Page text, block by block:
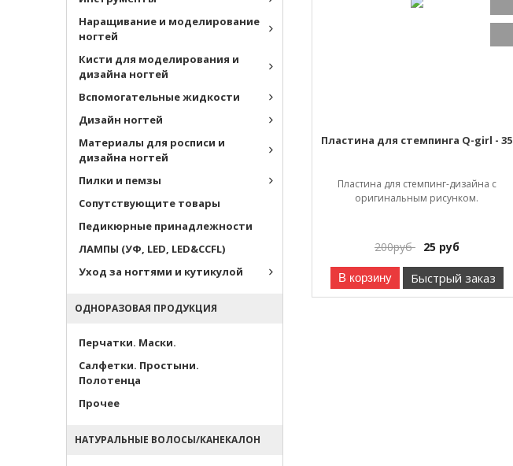
Наращивание и моделирование
ногтей
Кисти для моделирования и
дизайна ногтей
Вспомогательные жидкости
Дизайн ногтей
Материалы для росписи и
дизайна ногтей
Пилки и пемзы
Сопутствующите товары
Педикюрные принадлежности
ЛАМПЫ (УФ, LED, LED&CCFL)
Уход за ногтями и кутикулой
ОДНОРАЗОВАЯ ПРОДУКЦИЯ
Перчатки. Маски.
Салфетки. Простыни.
Полотенца
Прочее
НАТУРАЛЬНЫЕ ВОЛОСЫ/КАНЕКАЛОН
Пластина для стемпинга Q-girl - 35
Пластина для стемпинг-дизайна с
оригинальным рисунком.
200руб 25 руб
В корзину Быстрый заказ